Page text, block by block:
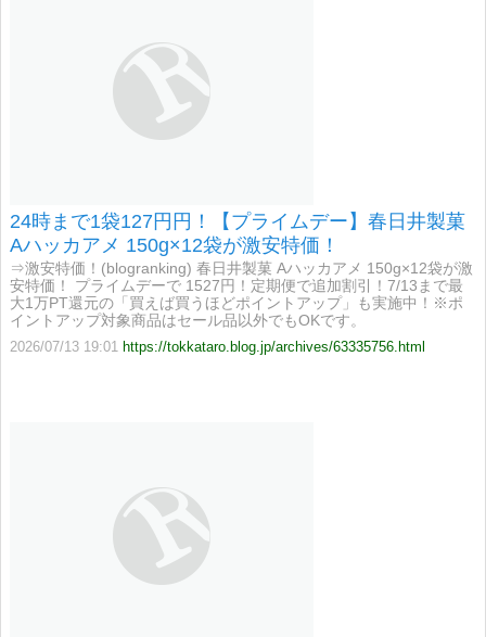
24時まで1袋127円円！【プライムデー】春日井製菓
Aハッカアメ 150g×12袋が激安特価！
⇒激安特価！(blogranking) 春日井製菓 Aハッカアメ 150g×12袋が激
安特価！ プライムデーで 1527円！定期便で追加割引！7/13まで最
大1万PT還元の「買えば買うほどポイントアップ」も実施中！※ポ
イントアップ対象商品はセール品以外でもOKです。
2026/07/13 19:01
https://tokkataro.blog.jp/archives/63335756.html